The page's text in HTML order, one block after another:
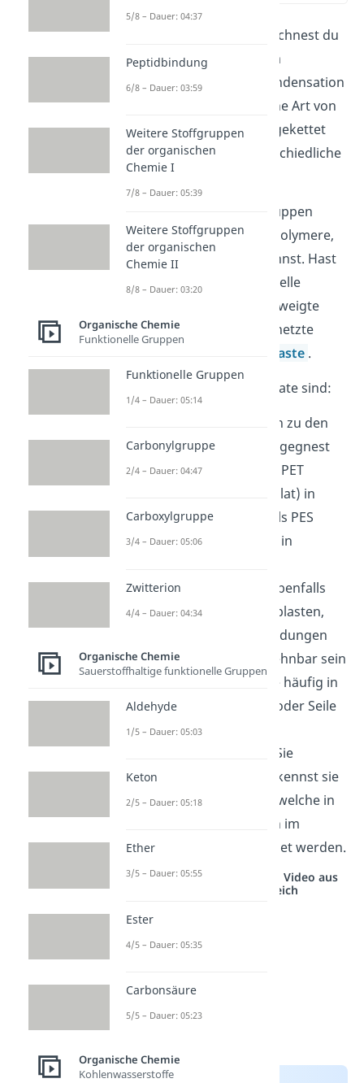
bezeichnest du
Polymere, welche du beim
Mechanismus der Polykondensation
bildest. Je nachdem, welche Art von
Monomeren aneinander gekettet
werden, entstehen unterschiedliche
Polykondensate.
Bei zwei funktionellen Gruppen
entstehen unverzweigte Polymere,
die duThermoplaste
. nennst. Hast
du mehr als zwei funktionelle
Gruppen, erhältst du verzweigte
oder dreidimensional vernetzte
Duroplaste .
Beispiele für Polykondensate sind:
: Sie gehören zu den
Thermoplasten. Du begegnest
ihnen zum Beispiel als PET
(Polyethylenterephthalat) in
Plastikflaschen oder als PES
(Polyesterfaserstoffe) in
Polyamide
: Sie sind ebenfalls
Vertreter der Thermoplasten,
welche durch Amidbindungen
sehr fest aber auch dehnbar sein
können. Du findest sie häufig in
Textilien für Kleidung oder Seile
in Form von Nylon.
: Sie
sind Duroplasten. Du kennst sie
vor allem als Silikone, welche in
der Medizin oder auch im
Fahrzeugbau verwendet werden.
Studyflix vernetzt: Hier ein Video aus
einem anderen Bereich
5/8 – Dauer: 04:37
Peptidbindung
6/8 – Dauer: 03:59
Weitere Stoffgruppen
der organischen
Chemie I
7/8 – Dauer: 05:39
Weitere Stoffgruppen
der organischen
Chemie II
8/8 – Dauer: 03:20
Organische Chemie
Funktionelle Gruppen
Funktionelle Gruppen
1/4 – Dauer: 05:14
Carbonylgruppe
2/4 – Dauer: 04:47
Carboxylgruppe
3/4 – Dauer: 05:06
Zwitterion
4/4 – Dauer: 04:34
Organische Chemie
Sauerstoffhaltige funktionelle Gruppen
Aldehyde
1/5 – Dauer: 05:03
Keton
2/5 – Dauer: 05:18
Ether
3/5 – Dauer: 05:55
Ester
4/5 – Dauer: 05:35
Carbonsäure
5/5 – Dauer: 05:23
Organische Chemie
Kohlenwasserstoffe